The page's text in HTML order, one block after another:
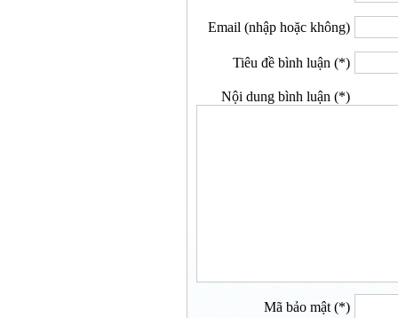
Email (nhập hoặc không)
Tiêu đề bình luận (*)
Nội dung bình luận (*)
Mã bảo mật (*)